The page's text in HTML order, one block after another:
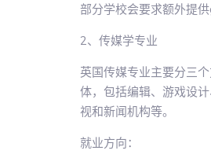
部分学校会要求额外提供
2、传媒学专业
英国传媒专业主要分三
体，包括编辑、游戏设
视和新闻机构等。
就业方向：